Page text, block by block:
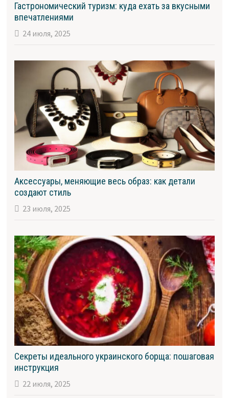
Гастрономический туризм: куда ехать за вкусными
впечатлениями
24 июля, 2025
Аксессуары, меняющие весь образ: как детали
создают стиль
23 июля, 2025
Секреты идеального украинского борща: пошаговая
инструкция
22 июля, 2025